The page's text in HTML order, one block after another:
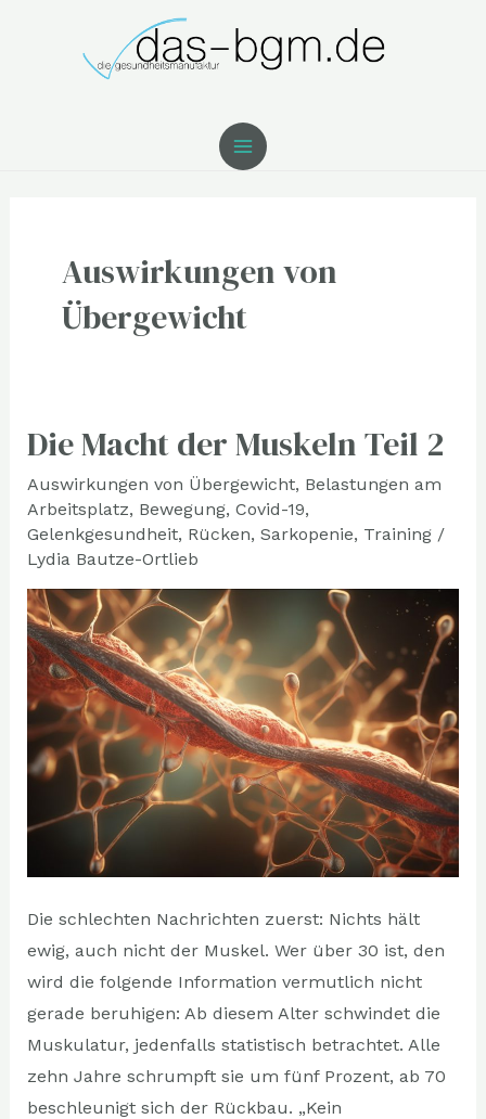
MAIN
MENU
Auswirkungen von
Übergewicht
Die Macht der Muskeln Teil 2
Auswirkungen von Übergewicht, Belastungen am
Arbeitsplatz, Bewegung, Covid-19,
Gelenkgesundheit, Rücken, Sarkopenie, Training/
Lydia Bautze-Ortlieb
Die schlechten Nachrichten zuerst: Nichts hält
ewig, auch nicht der Muskel. Wer über 30 ist, den
wird die folgende Information vermutlich nicht
gerade beruhigen: Ab diesem Alter schwindet die
Muskulatur, jedenfalls statistisch betrachtet. Alle
zehn Jahre schrumpft sie um fünf Prozent, ab 70
beschleunigt sich der Rückbau. „Kein
Die
der
Muskeln
Teil
2